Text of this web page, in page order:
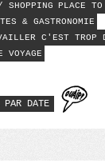
SHOPPING PLACE
& GASTRONOMIE
C'EST TROP
VOYAGE
PAR DATE